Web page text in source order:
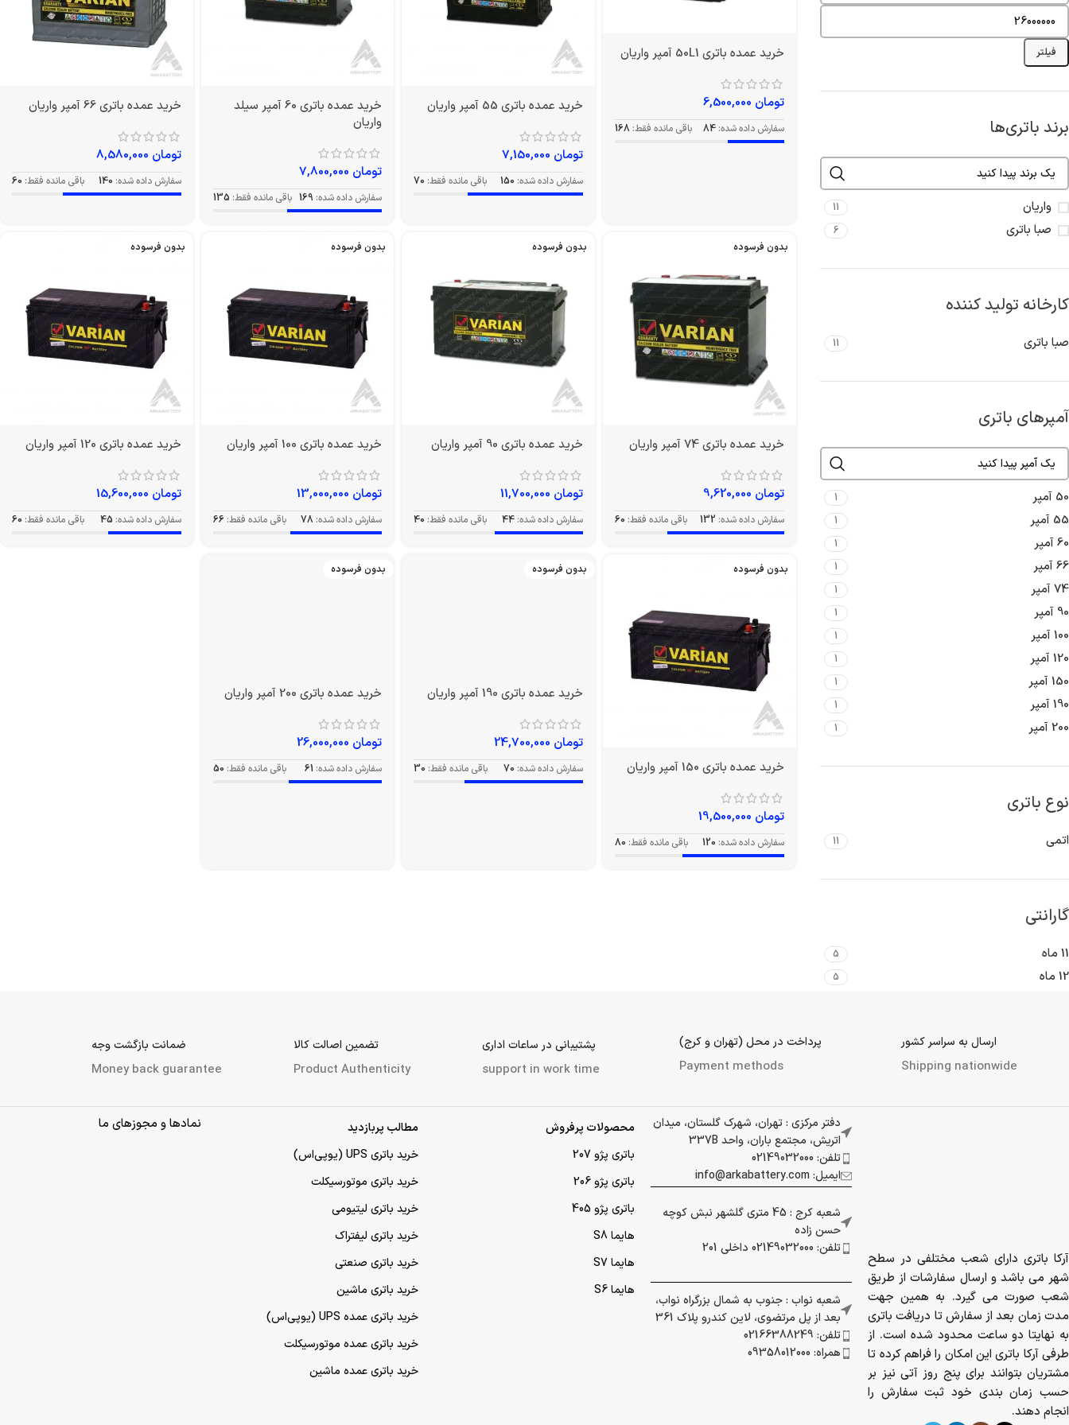
فیلتر
برند باتری‌ها
واریان 11
صبا باتری 6
کارخانه تولید کننده
صبا باتری 11
آمپرهای باتری
50 آمپر 1
55 آمپر 1
60 آمپر 1
66 آمپر 1
74 آمپر 1
90 آمپر 1
100 آمپر 1
120 آمپر 1
150 آمپر 1
190 آمپر 1
200 آمپر 1
نوع باتری
اتمی 11
گارانتی
11 ماه 5
12 ماه 5
خرید عمده باتری 50L1 آمپر واریان
تومان
سفارش داده شده: 84 باقی مانده فقط: 168
خرید عمده باتری 55 آمپر واریان
تومان
سفارش داده شده: 150 باقی مانده فقط: 70
خرید عمده باتری 60 آمپر سیلد
واریان
تومان
سفارش داده شده: 169 باقی مانده فقط: 135
خرید عمده باتری 66 آمپر واریان
تومان
سفارش داده شده: 140 باقی مانده فقط: 60
بدون فرسوده
خرید عمده باتری 74 آمپر واریان
تومان
سفارش داده شده: 132 باقی مانده فقط: 60
بدون فرسوده
خرید عمده باتری 90 آمپر واریان
تومان
سفارش داده شده: 44 باقی مانده فقط: 40
بدون فرسوده
خرید عمده باتری 100 آمپر واریان
تومان
سفارش داده شده: 78 باقی مانده فقط: 66
بدون فرسوده
خرید عمده باتری 120 آمپر واریان
تومان
سفارش داده شده: 45 باقی مانده فقط: 60
بدون فرسوده
خرید عمده باتری 150 آمپر واریان
تومان
سفارش داده شده: 120 باقی مانده فقط: 80
بدون فرسوده
خرید عمده باتری 190 آمپر واریان
تومان
سفارش داده شده: 70 باقی مانده فقط: 30
بدون فرسوده
خرید عمده باتری 200 آمپر واریان
تومان
سفارش داده شده: 61 باقی مانده فقط: 50
ارسال به سراسر کشور
Shipping nationwide
پرداخت در محل (تهران و کرج)
Payment methods
پشتیبانی در ساعات اداری
support in work time
تضمین اصالت کالا
Product Authenticity
ضمانت بازگشت وجه
Money back guarantee
آرکا باتری دارای شعب مختلفی در سطح
شهر می باشد و ارسال سفارشات از طریق
شعب صورت می گیرد. به همین جهت
مدت زمان بعد از سفارش تا دریافت باتری
به نهایتا دو ساعت محدود شده است. از
طرفی آرکا باتری این امکان را فراهم کرده تا
مشتریان بتوانند برای پنج روز آتی نیز بر
حسب زمان بندی خود ثبت سفارش را
انجام دهند.
دفتر مرکزی : تهران، شهرک گلستان، میدان
اتریش، مجتمع باران، واحد 337B
تلفن: 02149032000
ایمیل: info@arkabattery.com
شعبه کرج : 45 متری گلشهر نبش کوچه
حسن زاده
تلفن: 02149032000 داخلی 201
شعبه نواب : جنوب به شمال بزرگراه نواب،
بعد از پل مرتضوی، لاین کندرو پلاک 361
تلفن: 02166388249
همراه: 09358012000
محصولات پرفروش
باتری پژو 207
باتری پژو 206
باتری پژو 405
هایما S8
هایما S7
هایما S6
مطالب پربازدید
خرید باتری UPS (یو‌پی‌اس)
خرید باتری موتورسیکلت
خرید باتری لیتیومی
خرید باتری لیفتراک
خرید باتری صنعتی
خرید باتری ماشین
خرید باتری عمده UPS (یو‌پی‌اس)
خرید باتری عمده موتورسیکلت
خرید باتری عمده ماشین
نمادها و مجوزهای ما